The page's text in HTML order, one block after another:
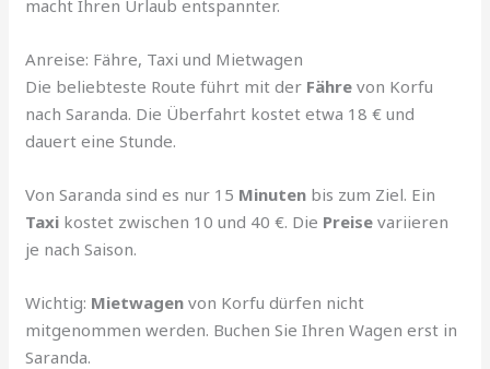
macht Ihren Urlaub entspannter.
Anreise: Fähre, Taxi und Mietwagen
Die beliebteste Route führt mit der Fähre von Korfu
nach Saranda. Die Überfahrt kostet etwa 18 € und
dauert eine Stunde.
Von Saranda sind es nur 15 Minuten bis zum Ziel. Ein
Taxi kostet zwischen 10 und 40 €. Die Preise variieren
je nach Saison.
Wichtig: Mietwagen von Korfu dürfen nicht
mitgenommen werden. Buchen Sie Ihren Wagen erst in
Saranda.